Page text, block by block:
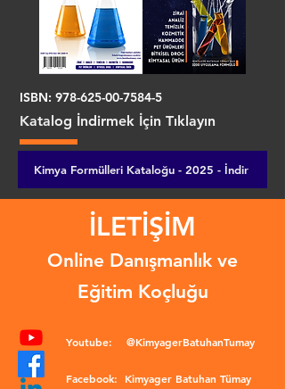
ISBN: 978-625-00-7584-5
Katalog İndirmek İçin Tıklayın
Kimya Formülleri Kataloğu - 2025 - İndir
İLETİŞİM
Online Danışmanlık ve
Eğitim Koçluğu
Youtube: @KimyagerBatuhanTumay
Facebook: Kimyager Batuhan Tümay